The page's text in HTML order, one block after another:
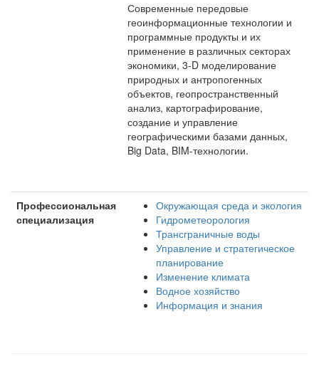
Современные передовые
геоинформационные технологии и
программные продукты и их
применение в различных секторах
экономики, 3-D моделирование
природных и антропогенных
объектов, геопространственный
анализ, картографирование,
создание и управление
географическими базами данных,
Big Data, BIM-технологии.
Профессиональная
специализация
Окружающая среда и экология
Гидрометеорология
Трансграничные воды
Управление и стратегическое
планирование
Изменение климата
Водное хозяйство
Информация и знания